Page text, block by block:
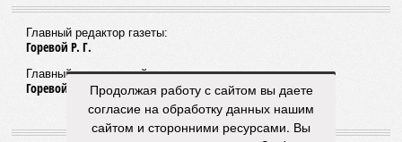
04/08
В Дагестане нашли почти 3,9 тысячи земельных
участков под жилую застройку
Продолжая работу с сайтом вы даете
согласие на обработку данных нашим
сайтом и сторонними ресурсами. Вы